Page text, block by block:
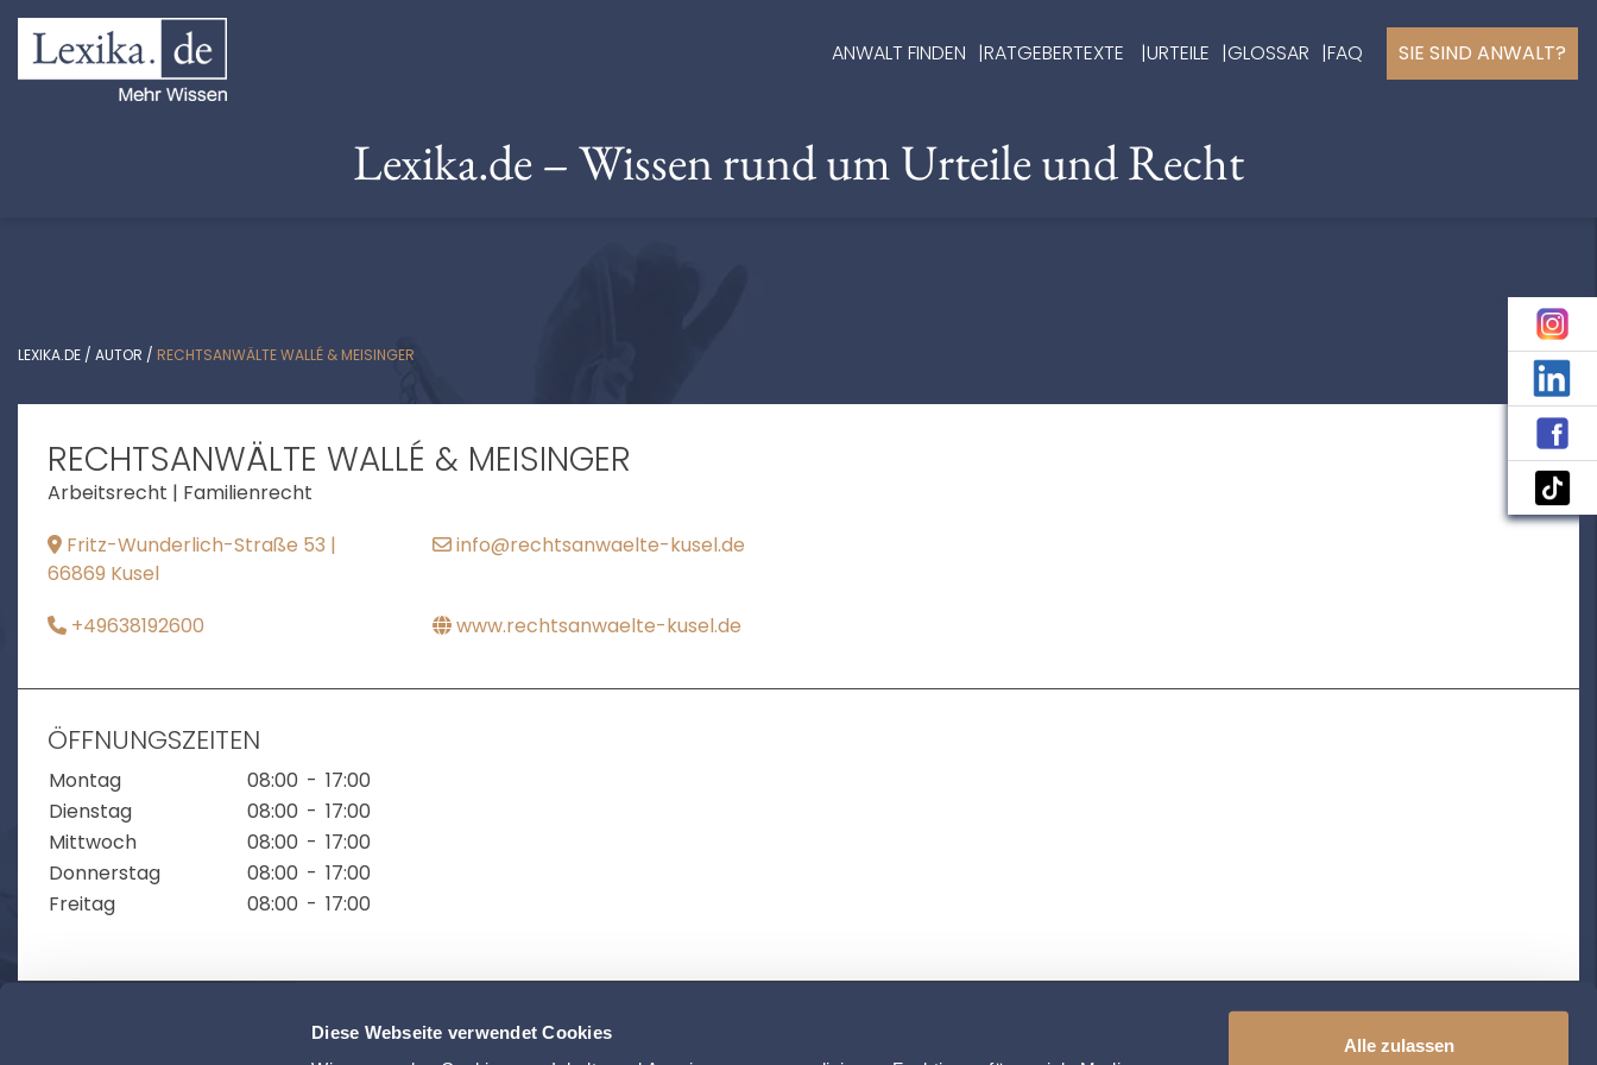
Diese Webseite verwendet Cookies
Alle zulassen
ANWALT FINDEN RATGEBERTEXTE URTEILE GLOSSAR FAQ SIE SIND ANWALT?
Lexika.de – Wissen rund um Urteile und Recht
LEXIKA.DE / AUTOR / RECHTSANWÄLTE WALLÉ & MEISINGER
RECHTSANWÄLTE WALLÉ & MEISINGER
Arbeitsrecht | Familienrecht
Fritz-Wunderlich-Straße 53 |
66869 Kusel
info@rechtsanwaelte-kusel.de
+49638192600 www.rechtsanwaelte-kusel.de
ÖFFNUNGSZEITEN
Montag 08:00 - 17:00
Dienstag
08:00 - 17:00
Mittwoch
08:00 - 17:00
Donnerstag
08:00 - 17:00
Freitag
08:00 - 17:00